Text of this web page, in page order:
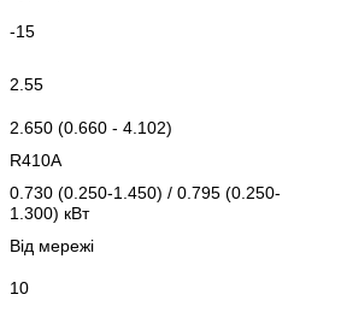
-15
2.55
2.650 (0.660 - 4.102)
R410A
0.730 (0.250-1.450) / 0.795 (0.250-
1.300) кВт
Від мережі
10